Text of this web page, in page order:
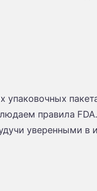
упаковочных
правила
уверенными в